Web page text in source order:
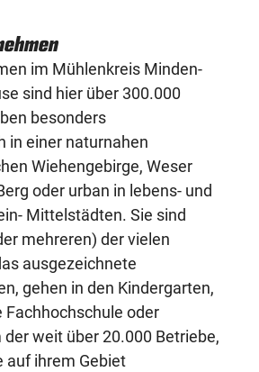
im Mühlenkreis Minden-
sind hier über 300.000
besonders
in einer naturnahen
Wiehengebirge, Weser
oder urban in lebens- und
Mittelstädten. Sie sind
mehreren) der vielen
ausgezeichnete
gehen in den Kindergarten,
Fachhochschule oder
weit über 20.000 Betriebe,
auf ihrem Gebiet